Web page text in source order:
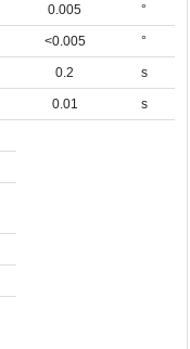
0.005 °
<0.005 °
0.2 s
0.01 s